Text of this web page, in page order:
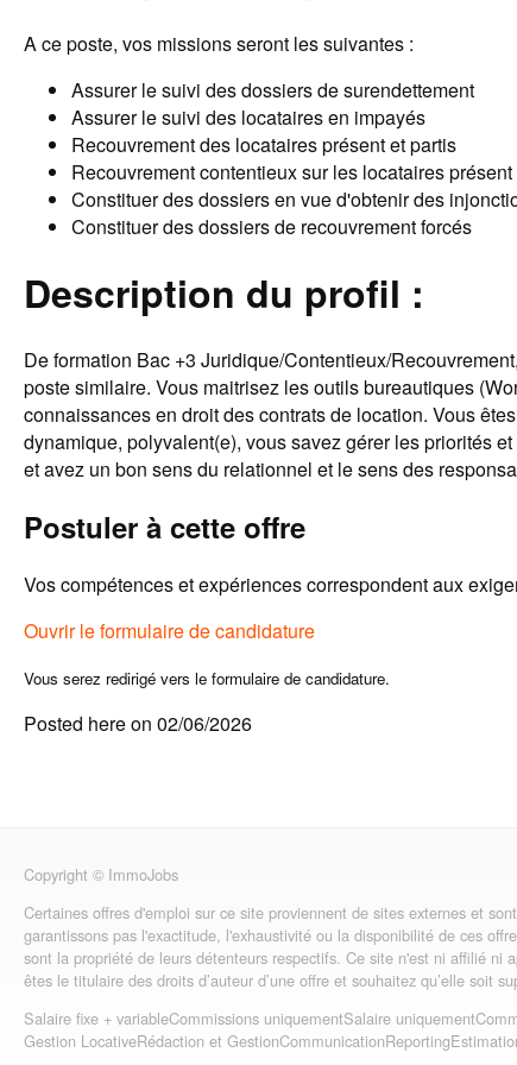
A ce poste, vos missions seront les suivantes :
Assurer le suivi des dossiers de surendettement
Assurer le suivi des locataires en impayés
Recouvrement des locataires présent et partis
Recouvrement contentieux sur les locataires
Constituer des dossiers en vue d'obtenir des
Constituer des dossiers de recouvrement forcés
Description du profil :
De formation Bac +3 Juridique/Contentieux/
poste similaire. Vous maitrisez les outils bureautiques
connaissances en droit des contrats de location. Vous
dynamique, polyvalent(e), vous savez gérer les priorités
et avez un bon sens du relationnel et le sens des
Postuler à cette offre
Vos compétences et expériences correspondent aux
Ouvrir le formulaire de candidature
Vous serez redirigé vers le formulaire de candidature.
Posted here on 02/06/2026
Copyright © ImmoJobs
Certaines offres d'emploi sur ce site proviennent de sites externes et
garantissons pas l'exactitude, l'exhaustivité ou la disponibilité de ces
sont la propriété de leurs détenteurs respectifs. Ce site n'est ni affilié ni
êtes le titulaire des droits d’auteur d’une offre et souhaitez qu’elle soit
Salaire fixe + variableCommissions uniquementSalaire uniquement
Gestion LocativeRédaction et GestionCommunicationReporting